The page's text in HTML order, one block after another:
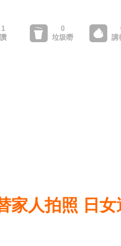
家人拍照 日